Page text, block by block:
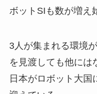
ボットSIも数が増え
3人が集まれる環境
を見渡しても他には
日本がロボット大国